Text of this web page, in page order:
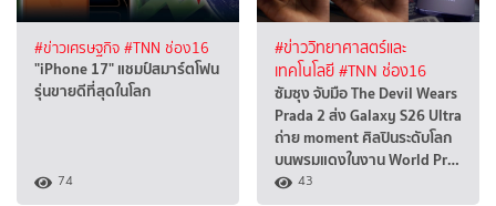
#ข่าวเศรษฐกิจ #TNN ช่อง16
"iPhone 17" แชมป์สมาร์ตโฟน
รุ่นขายดีที่สุดในโลก
74
#ข่าววิทยาศาสตร์และ
เทคโนโลยี#TNN ช่อง16
ซัมซุง จับมือ The Devil Wears
Prada 2 ส่ง Galaxy S26 Ultra
ถ่าย moment ศิลปินระดับโลก
บนพรมแดงในงาน World Pr…
43